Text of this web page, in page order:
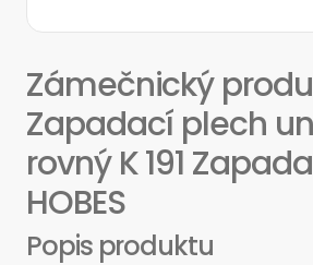
Zámečnický
Zapadací plech
rovný K 191
HOBES
Popis produktu